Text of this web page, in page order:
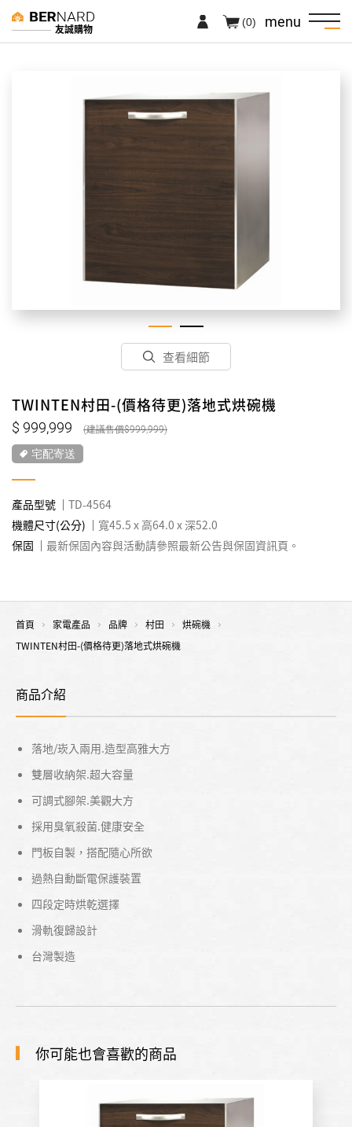
友誠購物 menu
(0)
查看細節
TWINTEN村田-(價格待更)落地式烘碗機
999,999 999,999
宅配寄送
產品型號
TD-4564
機體尺寸(公分)
寬45.5 x 高64.0 x 深52.0
保固
最新保固內容與活動請參照最新公告與保固資訊頁。
首頁 家電產品 品牌 村田
烘碗機
TWINTEN村田-(價格待更)落地式烘碗機
商品介紹
落地/崁入兩用.造型高雅大方
雙層收納架.超大容量
可調式腳架.美觀大方
採用臭氧殺菌.健康安全
門板自製，搭配隨心所欲
過熱自動斷電保護裝置
四段定時烘乾選擇
滑軌復歸設計
台灣製造
你可能也會喜歡的商品